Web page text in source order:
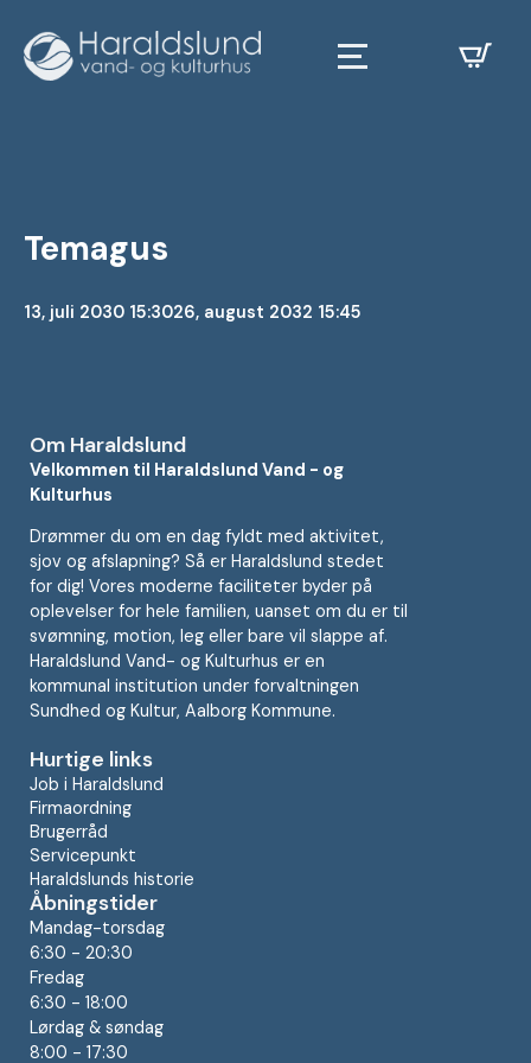
Temagus
13, juli 2030 15:3026, august 2032 15:45
Om Haraldslund
Velkommen til Haraldslund Vand - og
Kulturhus
Drømmer du om en dag fyldt med aktivitet,
sjov og afslapning? Så er Haraldslund stedet
for dig! Vores moderne faciliteter byder på
oplevelser for hele familien, uanset om du er til
svømning, motion, leg eller bare vil slappe af.
Haraldslund Vand- og Kulturhus er en
kommunal institution under forvaltningen
Sundhed og Kultur, Aalborg Kommune.
Hurtige links
Job i Haraldslund
Firmaordning
Brugerråd
Servicepunkt
Haraldslunds historie
Åbningstider
Mandag-torsdag
6:30 - 20:30
Fredag
6:30 - 18:00
Lørdag & søndag
8:00 - 17:30